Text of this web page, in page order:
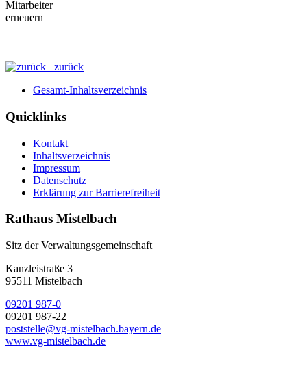
zurück
Gesamt-Inhaltsverzeichnis
Quicklinks
Kontakt
Inhaltsverzeichnis
Impressum
Datenschutz
Erklärung zur Barrierefreiheit
Rathaus Mistelbach
Sitz der Verwaltungsgemeinschaft
Kanzleistraße 3
95511 Mistelbach
09201 987-0
09201 987-22
poststelle@vg-mistelbach.bayern.de
www.vg-mistelbach.de